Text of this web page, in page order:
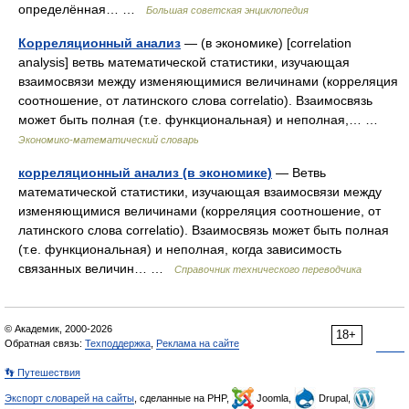
определённая… … Большая советская энциклопедия
Корреляционный анализ — (в экономике) [correlation
analysis] ветвь математической статистики, изучающая
взаимосвязи между изменяющимися величинами (корреляция
соотношение, от латинского слова correlatio). Взаимосвязь
может быть полная (т.е. функциональная) и неполная,… …
Экономико-математический словарь
корреляционный анализ (в экономике) — Ветвь
математической статистики, изучающая взаимосвязи между
изменяющимися величинами (корреляция соотношение, от
латинского слова correlatio). Взаимосвязь может быть полная
(т.е. функциональная) и неполная, когда зависимость
связанных величин… …
Справочник технического переводчика
18+
© Академик, 2000-2026
Обратная связь: Техподдержка Реклама на сайте
👣 Путешествия
Экспорт словарей на сайты , сделанные на PHP, Joomla,
Drupal,